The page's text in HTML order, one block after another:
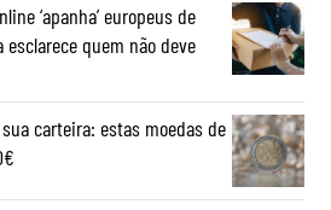
‘apanha’ europeus de
quem não deve
sua carteira: estas moedas de